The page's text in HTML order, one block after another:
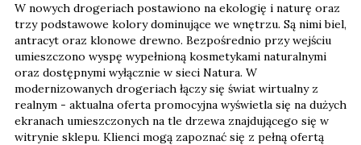
W nowych drogeriach postawiono na ekologię i naturę oraz
trzy podstawowe kolory dominujące we wnętrzu. Są nimi biel,
antracyt oraz klonowe drewno. Bezpośrednio przy wejściu
umieszczono wyspę wypełnioną kosmetykami naturalnymi
oraz dostępnymi wyłącznie w sieci Natura. W
modernizowanych drogeriach łączy się świat wirtualny z
realnym - aktualna oferta promocyjna wyświetla się na dużych
ekranach umieszczonych na tle drzewa znajdującego się w
witrynie sklepu. Klienci mogą zapoznać się z pełną ofertą